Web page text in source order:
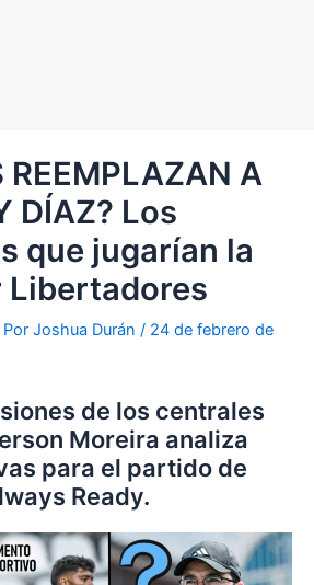
REEMPLAZAN A
DÍAZ? Los
que jugarían la
Joshua Durán / 24 de febrero de
de los centrales
Moreira analiza
para el partido de
Ready.